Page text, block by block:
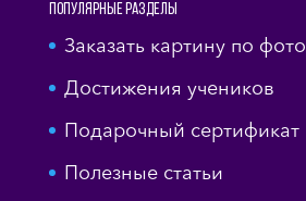
Популярные разделы
Заказать картину по фото
Достижения учеников
Подарочный сертификат
Полезные статьи